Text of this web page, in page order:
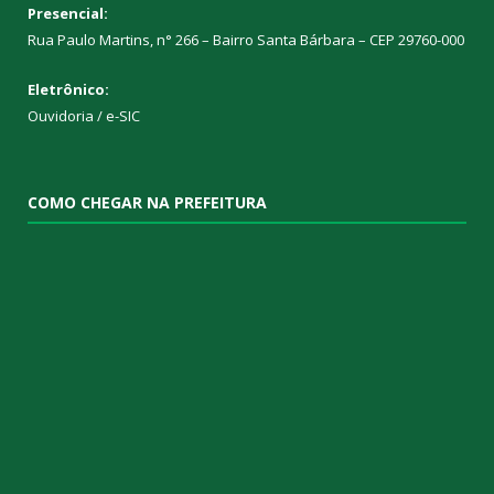
Presencial:
Rua Paulo Martins, n° 266 – Bairro Santa Bárbara – CEP 29760-000
Eletrônico:
Ouvidoria /e-SIC
COMO CHEGAR NA PREFEITURA